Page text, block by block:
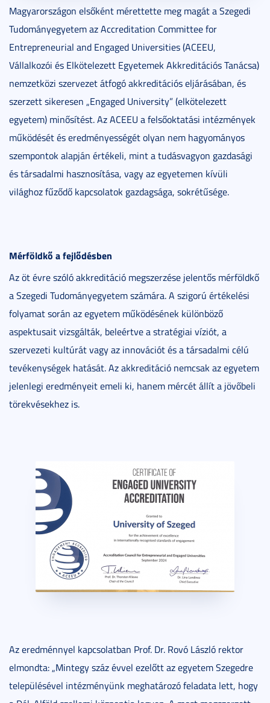
Magyarországon elsőként mérettette meg magát a Szegedi
Tudományegyetem az Accreditation Committee for
Entrepreneurial and Engaged Universities (ACEEU,
Vállalkozói és Elkötelezett Egyetemek Akkreditációs Tanácsa)
nemzetközi szervezet átfogó akkreditációs eljárásában, és
szerzett sikeresen „Engaged University” (elkötelezett
egyetem) minősítést. Az ACEEU a felsőoktatási intézmények
működését és eredményességét olyan nem hagyományos
szempontok alapján értékeli, mint a tudásvagyon gazdasági
és társadalmi hasznosítása, vagy az egyetemen kívüli
világhoz fűződő kapcsolatok gazdagsága, sokrétűsége.
Mérföldkő a fejlődésben
Az öt évre szóló akkreditáció megszerzése jelentős mérföldkő
a Szegedi Tudományegyetem számára. A szigorú értékelési
folyamat során az egyetem működésének különböző
aspektusait vizsgálták, beleértve a stratégiai víziót, a
szervezeti kultúrát vagy az innovációt és a társadalmi célú
tevékenységek hatását. Az akkreditáció nemcsak az egyetem
jelenlegi eredményeit emeli ki, hanem mércét állít a jövőbeli
törekvésekhez is.
Az eredménnyel kapcsolatban Prof. Dr. Rovó László rektor
elmondta: „Mintegy száz évvel ezelőtt az egyetem Szegedre
településével intézményünk meghatározó feladata lett, hogy